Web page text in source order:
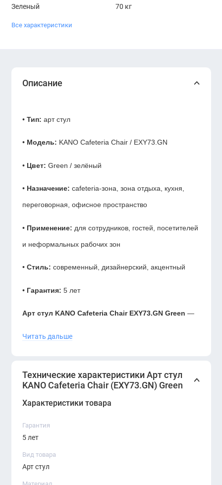
Зеленый 70 кг
Все характеристики
Описание
• Тип: арт стул
• Модель: KANO Cafeteria Chair / EXY73.GN
• Цвет: Green / зелёный
• Назначение: cafeteria-зона, зона отдыха, кухня,
переговорная, офисное пространство
• Применение: для сотрудников, гостей, посетителей
и неформальных рабочих зон
• Стиль: современный, дизайнерский, акцентный
• Гарантия: 5 лет
Арт стул KANO Cafeteria Chair EXY73.GN Green —
интерьеру свежий акцент и хорошо сочетается с
Стул подойдёт для ежедневного использования в
офисе, шоуруме, переговорной зоне или
коммерческом пространстве. Его можно разместить
возле обеденного стола, в зоне ожидания или в
Читать дальше
Технические характеристики Арт стул
KANO Cafeteria Chair (EXY73.GN) Green
Характеристики товара
Гарантия
5 лет
Вид товара
Арт стул